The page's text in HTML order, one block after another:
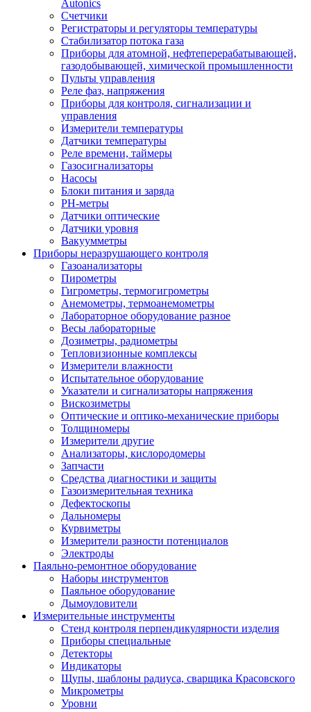
Autonics
Счетчики
Регистраторы и регуляторы температуры
Стабилизатор потока газа
Приборы для атомной, нефтеперерабатывающей,
газодобывающей, химической промышленности
Пульты управления
Реле фаз, напряжения
Приборы для контроля, сигнализации и
управления
Измерители температуры
Датчики температуры
Реле времени, таймеры
Газосигнализаторы
Насосы
Блоки питания и заряда
PH-метры
Датчики оптические
Датчики уровня
Вакуумметры
Приборы неразрушающего контроля
Газоанализаторы
Пирометры
Гигрометры, термогигрометры
Анемометры, термоанемометры
Лабораторное оборудование разное
Весы лабораторные
Дозиметры, радиометры
Тепловизионные комплексы
Измерители влажности
Испытательное оборудование
Указатели и сигнализаторы напряжения
Вискозиметры
Оптические и оптико-механические приборы
Толщиномеры
Измерители другие
Анализаторы, кислородомеры
Запчасти
Средства диагностики и защиты
Газоизмерительная техника
Дефектоскопы
Дальномеры
Курвиметры
Измерители разности потенциалов
Электроды
Паяльно-ремонтное оборудование
Наборы инструментов
Паяльное оборудование
Дымоуловители
Измерительные инструменты
Стенд контроля перпендикулярности изделия
Приборы специальные
Детекторы
Индикаторы
Щупы, шаблоны радиуса, сварщика Красовского
Микрометры
Уровни